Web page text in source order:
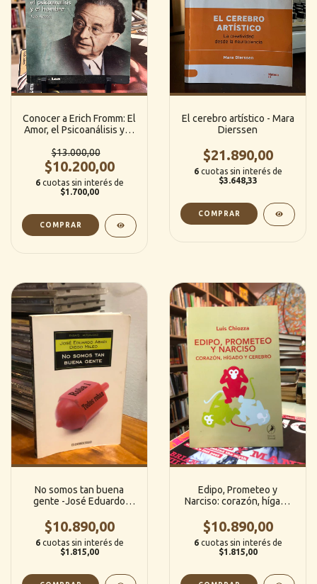
Conocer a Erich Fromm: El
Amor, el Psicoanálisis y el
(Ediciones Lea)
$13.000,00
$10.200,00
6 cuotas sin interés de
$1.700,00
El cerebro artístico - Mara
Dierssen
$21.890,00
6 cuotas sin interés de
$3.648,33
No somos tan buena
gente -José Eduardo
(Debolsillo)
$10.890,00
6 cuotas sin interés de
$1.815,00
Edipo, Prometeo y
Narciso: corazón, hígado
(Libros del Zorzal)
$10.890,00
6 cuotas sin interés de
$1.815,00